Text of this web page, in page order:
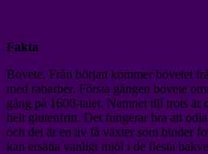
Fakta
Bovete. Från början kommer bovetet
med rabarber. Första gången bovete
gång på 1600-talet. Namnet till trots är
helt glutenfritt. Det fungerar bra att
och det är en av få växter som binder
kan ersätta vanligt mjöl i de flesta